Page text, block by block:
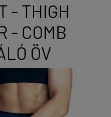
- THIGH
- COMB
ÖV